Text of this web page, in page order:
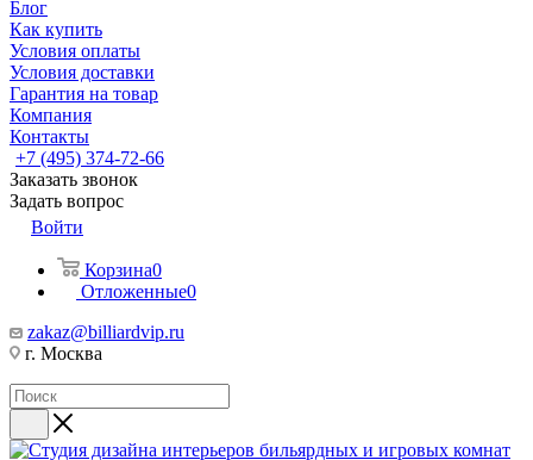
Блог
Как купить
Условия оплаты
Условия доставки
Гарантия на товар
Компания
Контакты
+7 (495) 374-72-66
Заказать звонок
Задать вопрос
Войти
Корзина0
Отложенные0
zakaz@billiardvip.ru
г. Москва